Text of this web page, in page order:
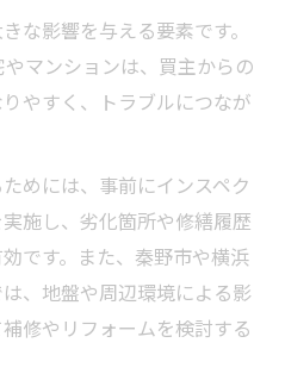
な影響を与える要素です。
マンションは、買主からの
やすく、トラブルにつなが
めには、事前にインスペク
施し、劣化箇所や修繕履歴
です。また、秦野市や横浜
、地盤や周辺環境による影
修やリフォームを検討する